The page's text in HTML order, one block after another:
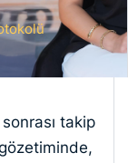
takip